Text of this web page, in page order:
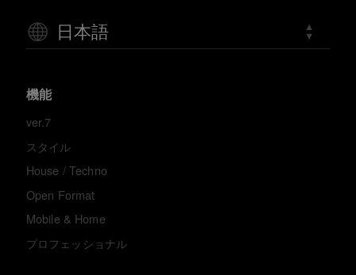
日本語
機能
ver.7
スタイル
House / Techno
Open Format
Mobile & Home
プロフェッショナル